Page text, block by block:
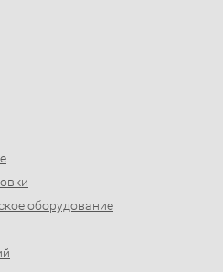
оборудование